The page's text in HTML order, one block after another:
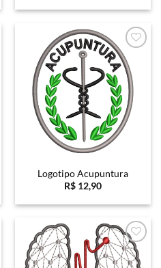
Favoritar
Logotipo Acupuntura
R$ 12,90
Favoritar